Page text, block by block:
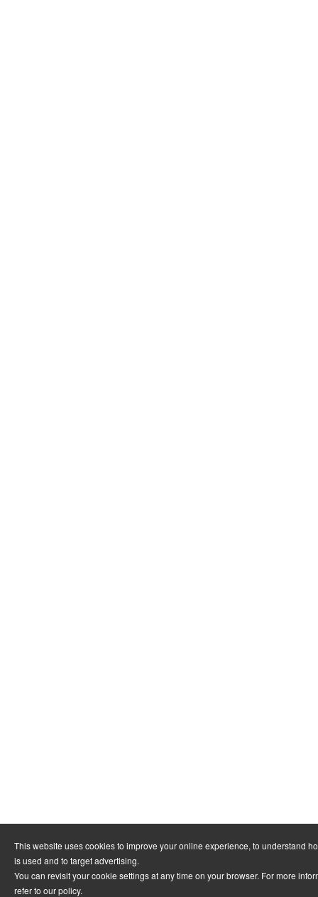
This website uses cookies to improve your online experience, to understand
is used and to target advertising.
You can revisit your cookie settings at any time on your browser. For more
refer to our policy.